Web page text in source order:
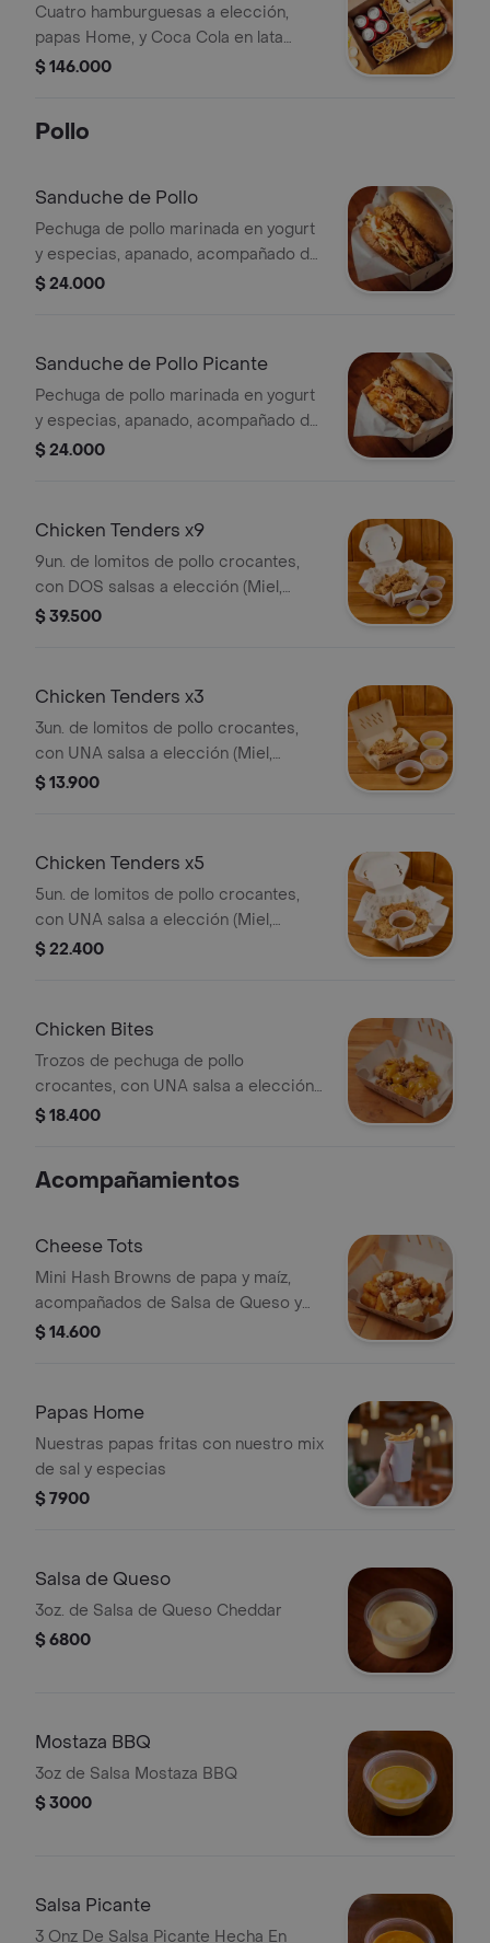
Cuatro hamburguesas a elección,
papas Home, y Coca Cola en lata
(normal o zero)
$ 146.000
Pollo
Sanduche de Pollo
Pechuga de pollo marinada en yogurt
y especias, apanado, acompañado de
ensalada de repollo (coleslaw)
$ 24.000
Sanduche de Pollo Picante
Pechuga de pollo marinada en yogurt
y especias, apanado, acompañado de
ensalada de repollo (coleslaw) y salsa
$ 24.000
Chicken Tenders x9
9un. de lomitos de pollo crocantes,
con DOS salsas a elección (Miel,
Mostaza BBQ, Salsa Picante o Salsa
$ 39.500
Chicken Tenders x3
3un. de lomitos de pollo crocantes,
con UNA salsa a elección (Miel,
Mostaza BBQ, Salsa Picante o Salsa
$ 13.900
Chicken Tenders x5
5un. de lomitos de pollo crocantes,
con UNA salsa a elección (Miel,
Mostaza BBQ, Salsa Picante o Salsa
$ 22.400
Chicken Bites
Trozos de pechuga de pollo
crocantes, con UNA salsa a elección
(Miel, Mostaza BBQ, Salsa Picante o
$ 18.400
Acompañamientos
Cheese Tots
Mini Hash Browns de papa y maíz,
acompañados de Salsa de Queso y
cebolla crunchy
$ 14.600
Papas Home
Nuestras papas fritas con nuestro mix
de sal y especias
$ 7900
Salsa de Queso
3oz. de Salsa de Queso Cheddar
$ 6800
Mostaza BBQ
3oz de Salsa Mostaza BBQ
$ 3000
Salsa Picante
3 Onz De Salsa Picante Hecha En